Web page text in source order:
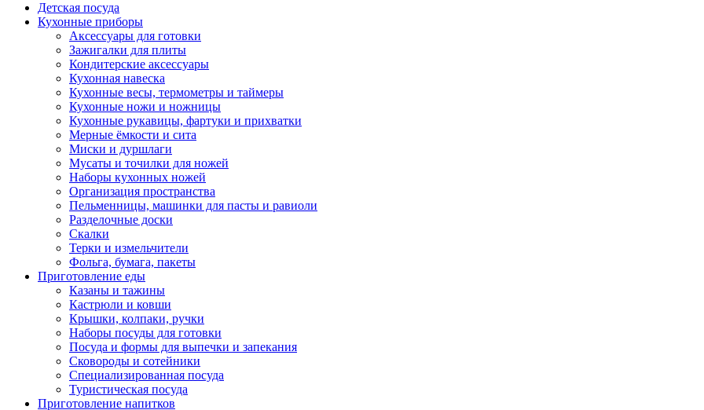
Детская посуда
Кухонные приборы
Аксессуары для готовки
Зажигалки для плиты
Кондитерские аксессуары
Кухонная навеска
Кухонные весы, термометры и таймеры
Кухонные ножи и ножницы
Кухонные рукавицы, фартуки и прихватки
Мерные ёмкости и сита
Миски и дуршлаги
Мусаты и точилки для ножей
Наборы кухонных ножей
Организация пространства
Пельменницы, машинки для пасты и равиоли
Разделочные доски
Скалки
Терки и измельчители
Фольга, бумага, пакеты
Приготовление еды
Казаны и тажины
Кастрюли и ковши
Крышки, колпаки, ручки
Наборы посуды для готовки
Посуда и формы для выпечки и запекания
Сковороды и сотейники
Специализированная посуда
Туристическая посуда
Приготовление напитков